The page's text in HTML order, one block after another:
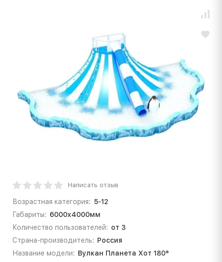
Написать отзыв
Возрастная категория: 5-12
Габариты: 6000x4000мм
Количество пользователей: от 3
Страна-производитель: Россия
Название модели: Вулкан Планета Хот 180°